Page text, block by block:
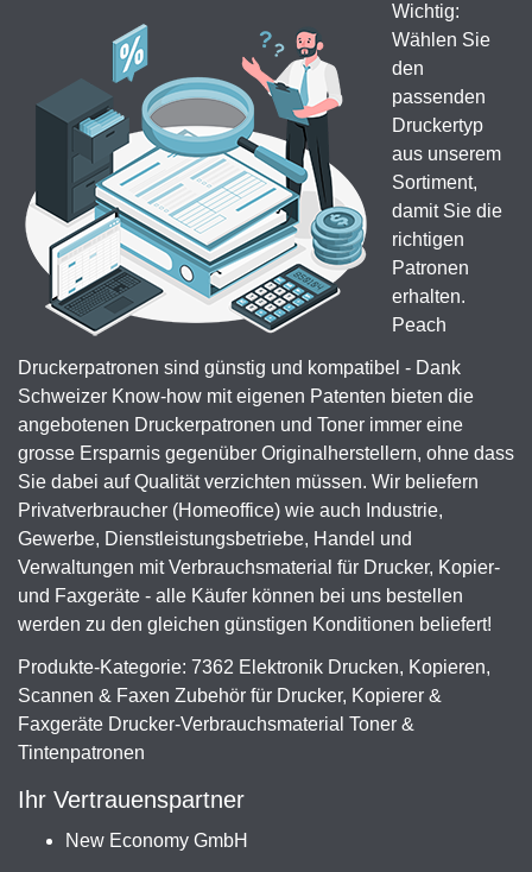
Wichtig:
Wählen Sie
den
passenden
Druckertyp
aus unserem
Sortiment,
damit Sie die
richtigen
Patronen
erhalten.
Peach
Druckerpatronen sind günstig und kompatibel - Dank
Schweizer Know-how mit eigenen Patenten bieten die
angebotenen Druckerpatronen und Toner immer eine
grosse Ersparnis gegenüber Originalherstellern, ohne dass
Sie dabei auf Qualität verzichten müssen. Wir beliefern
Privatverbraucher (Homeoffice) wie auch Industrie,
Gewerbe, Dienstleistungsbetriebe, Handel und
Verwaltungen mit Verbrauchsmaterial für Drucker, Kopier-
und Faxgeräte - alle Käufer können bei uns bestellen
werden zu den gleichen günstigen Konditionen beliefert!
Produkte-Kategorie: 7362 Elektronik Drucken, Kopieren,
Scannen & Faxen Zubehör für Drucker, Kopierer &
Faxgeräte Drucker-Verbrauchsmaterial Toner &
Tintenpatronen
Ihr Vertrauenspartner
New Economy GmbH